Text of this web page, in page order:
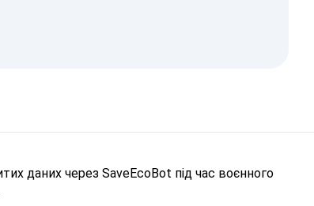
даних через SaveEcoBot під час воєнного